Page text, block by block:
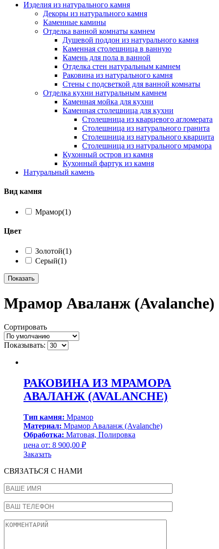
Изделия из натурального камня
Декоры из натурального камня
Каменные камины
Отделка ванной комнаты камнем
Душевой поддон из натурального камня
Каменная столешница в ванную
Камень для пола в ванной
Отделка стен натуральным камнем
Раковина из натурального камня
Стены с подсветкой для ванной комнаты
Отделка кухни натуральным камнем
Каменная мойка для кухни
Каменная столешница для кухни
Столешница из кварцевого агломерата
Столешница из натурального гранита
Столешница из натурального кварцита
Столешница из натурального мрамора
Кухонный остров из камня
Кухонный фартук из камня
Натуральный камень
Вид камня
Мрамор(1)
Цвет
Золотой(1)
Серый(1)
Показать
Мрамор Аваланж (Avalanche)
Сортировать
Показывать:
РАКОВИНА ИЗ МРАМОРА
АВАЛАНЖ (AVALANCHE)
Тип камня: Мрамор
Материал: Мрамор Аваланж (Avalanche)
Обработка: Матовая, Полировка
цена от: 8 900,00 ₽
Заказать
СВЯЗАТЬСЯ С НАМИ